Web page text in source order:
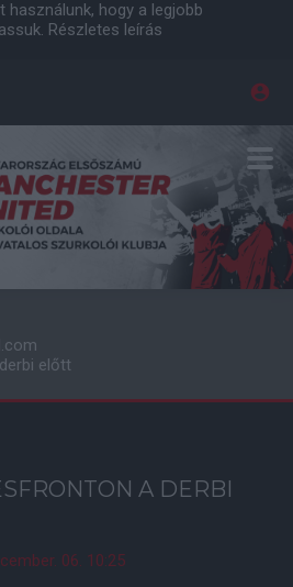
hogy a legjobb
Részletes leírás
előtt
A DERBI
06. 10:25